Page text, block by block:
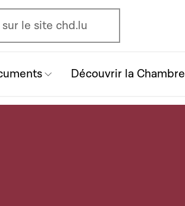
le site chd.lu
Découvrir la Chambre